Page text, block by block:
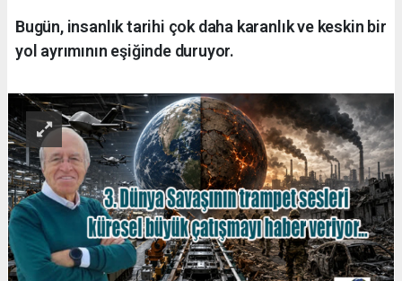
Bugün, insanlık tarihi çok daha karanlık ve keskin bir
yol ayrımının eşiğinde duruyor.